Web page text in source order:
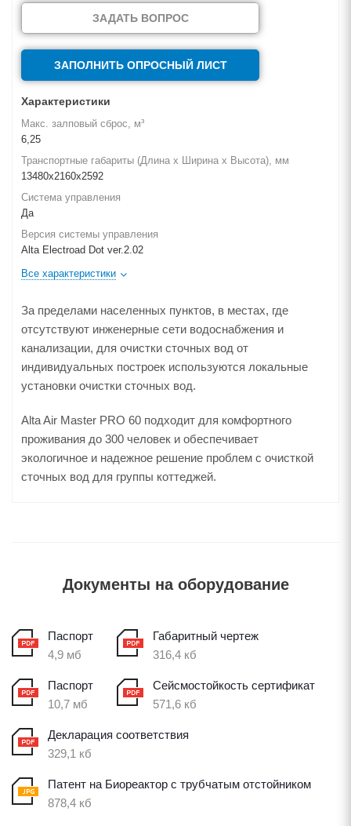
ЗАДАТЬ ВОПРОС
ЗАПОЛНИТЬ ОПРОСНЫЙ ЛИСТ
Характеристики
Макс. залповый сброс, м³
6,25
Транспортные габариты (Длина х Ширина х Высота), мм
13480х2160х2592
Система управления
Да
Версия системы управления
Alta Electroad Dot ver.2.02
Все характеристики
За пределами населенных пунктов, в местах, где
отсутствуют инженерные сети водоснабжения и
канализации, для очистки сточных вод от
индивидуальных построек используются локальные
установки очистки сточных вод.
Alta Air Master PRO 60 подходит для комфортного
проживания до 300 человек и обеспечивает
экологичное и надежное решение проблем с очисткой
сточных вод для группы коттеджей.
Документы на оборудование
Паспорт
4,9 мб
Габаритный чертеж
316,4 кб
Паспорт
10,7 мб
Сейсмостойкость сертификат
571,6 кб
Декларация соответствия
329,1 кб
Патент на Биореактор с трубчатым отстойником
878,4 кб